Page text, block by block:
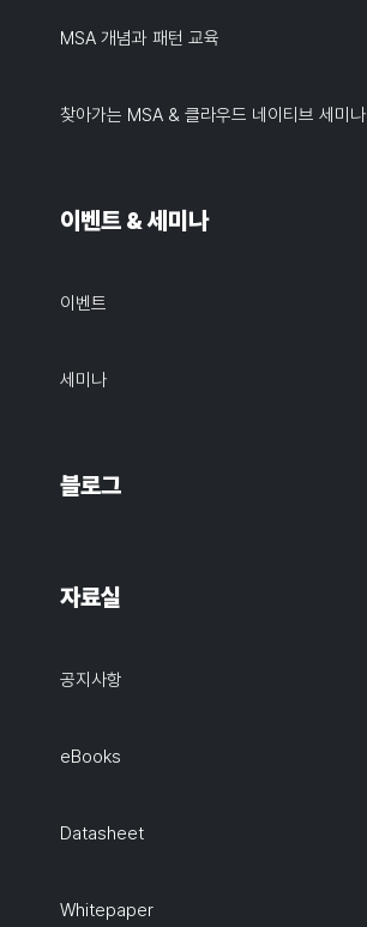
MSA 개념과 패턴 교육
찾아가는 MSA & 클라우드 네이티브 세미나
이벤트 & 세미나
이벤트
세미나
블로그
자료실
공지사항
eBooks
Datasheet
Whitepaper